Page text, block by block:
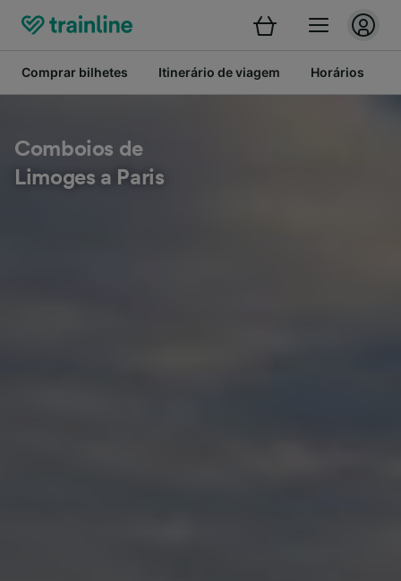
Comprar bilhetes Itinerário de viagem Horários
Comboios de
Limoges a Paris